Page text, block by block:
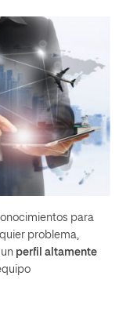
para
problema,
perfil altamente